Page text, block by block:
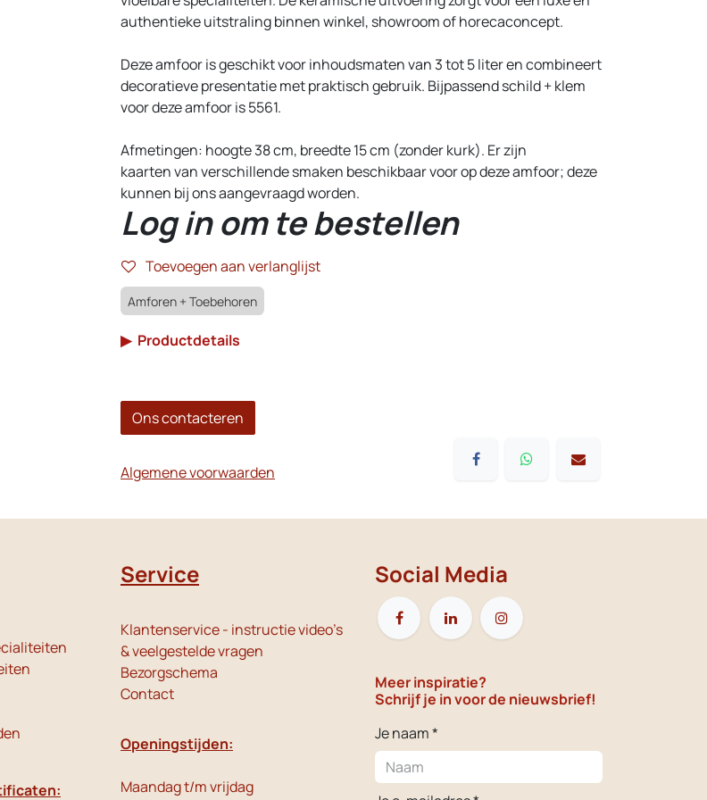
authentieke uitstraling binnen winkel, showroom of horecaconcept.
Deze amfoor is geschikt voor inhoudsmaten van 3 tot 5 liter en combineert
decoratieve presentatie met praktisch gebruik. Bijpassend schild + klem
voor deze amfoor is 5561.
Afmetingen: hoogte 38 cm, breedte 15 cm (zonder kurk). Er zijn
kaarten van verschillende smaken beschikbaar voor op deze amfoor; deze
kunnen bij ons aangevraagd worden.
Log in om te bestellen
Toevoegen aan verlanglijst
Amforen + Toebehoren
▶ Productdetails
Ons contacteren
Algemene voorwaarden
Service
Klantenservice - instructie video's
& veelgestelde vragen
Bezorgschema
Contact
Openingstijden:
Maandag t/m vrijdag
Social Media
Meer inspiratie?
Schrijf je in voor de nieuwsbrief!
Je naam *